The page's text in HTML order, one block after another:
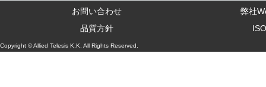
お問い合わせ
弊社
品質方針
Copyright © Allied Telesis K.K. All Rights Reserved.